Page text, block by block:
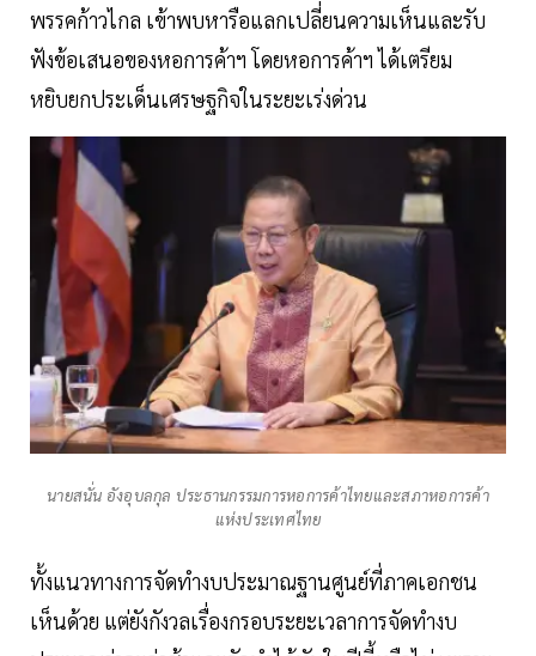
พรรคก้าวไกล เข้าพบหารือแลกเปลี่ยนความเห็นและรับ
ฟังข้อเสนอของหอการค้าฯ โดยหอการค้าฯ ได้เตรียม
หยิบยกประเด็นเศรษฐกิจในระยะเร่งด่วน
นายสนั่น อังอุบลกุล ประธานกรรมการหอการค้าไทยและสภาหอการค้า
แห่งประเทศไทย
ทั้งแนวทางการจัดทำงบประมาณฐานศูนย์ที่ภาคเอกชน
เห็นด้วย แต่ยังกังวลเรื่องกรอบระยะเวลาการจัดทำงบ